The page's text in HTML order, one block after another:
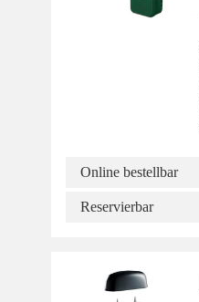
Online bestellbar
Reservierbar